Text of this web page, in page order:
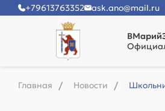
+79613763352 ask.ano@mail.ru
Главная Новости